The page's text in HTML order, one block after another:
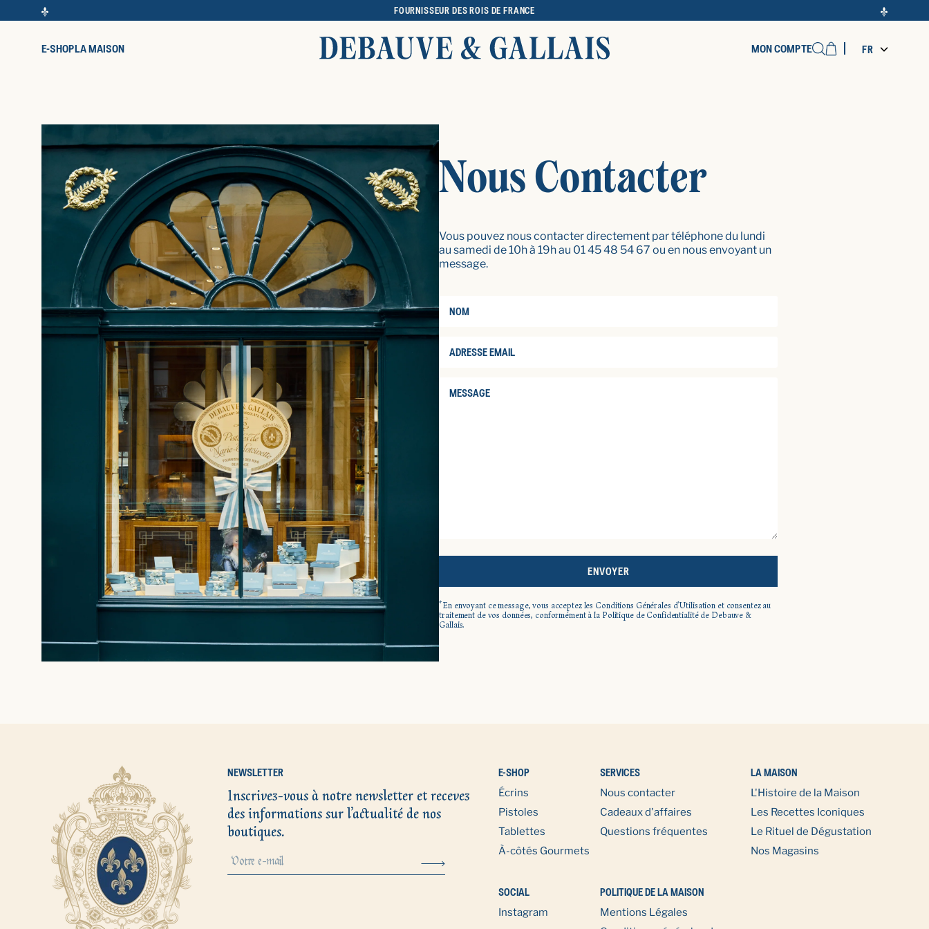
FOURNISSEUR DES ROIS DE FRANCE
E-SHOPLA MAISON MON COMPTERecherche
Cart FR
Nous Contacter
Vous pouvez nous contacter directement par téléphone du lundi
au samedi de 10h à 19h au 01 45 48 54 67 ou en nous envoyant un
message.
ENVOYER
*En envoyant ce message, vous acceptez les Conditions Générales d'Utilisation et consentez au
traitement de vos données, conformément à la Politique de Confidentialité de Debauve &
Gallais.
NEWSLETTER
Inscrivez-vous à notre newsletter et recevez
des informations sur l’actualité de nos
boutiques.
E-SHOP
Écrins
Pistoles
Tablettes
À-côtés Gourmets
SERVICES
Nous contacter
Cadeaux d'affaires
Questions fréquentes
LA MAISON
L'Histoire de la Maison
Les Recettes Iconiques
Le Rituel de Dégustation
Nos Magasins
SOCIAL
Instagram
POLITIQUE DE LA MAISON
Mentions Légales